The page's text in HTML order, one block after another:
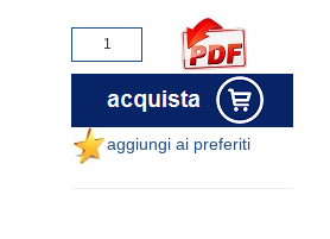
aggiungi ai preferiti